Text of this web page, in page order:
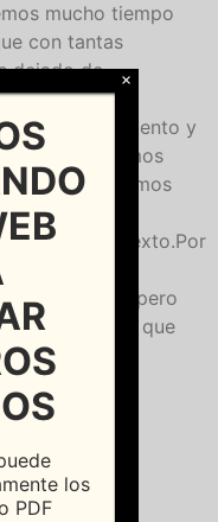
mucho tiempo
con tantas
dejado de
los temas de
un seguimiento y
Leemos
un titular y vemos
no logramos
y contexto.Por
Sobre
los medios, pero
trepidante que
suficiente
tranquila.
los
PDF
×